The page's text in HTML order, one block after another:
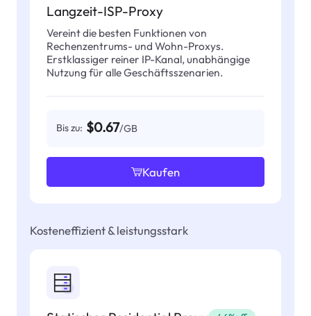
Langzeit-ISP-Proxy
Vereint die besten Funktionen von
Rechenzentrums- und Wohn-Proxys.
Erstklassiger reiner IP-Kanal, unabhängige
Nutzung für alle Geschäftsszenarien.
Bis zu: $0.67/GB
Kaufen
Kosteneffizient & leistungsstark